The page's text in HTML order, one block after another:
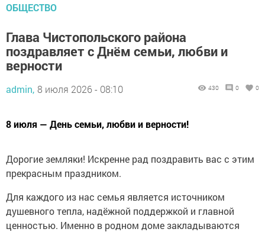
ОБЩЕСТВО
Глава Чистопольского района
поздравляет с Днём семьи, любви и
верности
admin, 8 июля 2026 - 08:10 430 0 0
8 июля — День семьи, любви и верности!
Дорогие земляки! Искренне рад поздравить вас с этим
прекрасным праздником.
Для каждого из нас семья является источником
душевного тепла, надёжной поддержкой и главной
ценностью. Именно в родном доме закладываются